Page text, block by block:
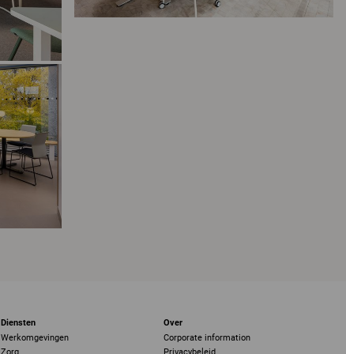
Diensten
Werkomgevingen
Over
Corporate information